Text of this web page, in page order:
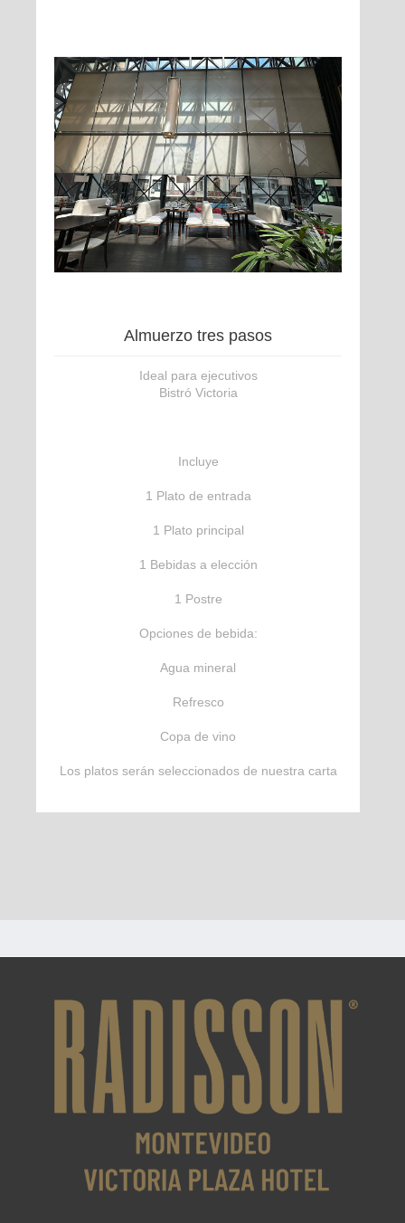
Almuerzo tres pasos
Ideal para ejecutivos
Bistró Victoria
Incluye
1 Plato de entrada
1 Plato principal
1 Bebidas a elección
1 Postre
Opciones de bebida:
Agua mineral
Refresco
Copa de vino
Los platos serán seleccionados de nuestra carta